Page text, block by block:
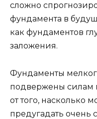
сложно
фундамента в
как фундаментов
заложения.
Фундаменты
подвержены силам
от того, насколько
предугадать очень